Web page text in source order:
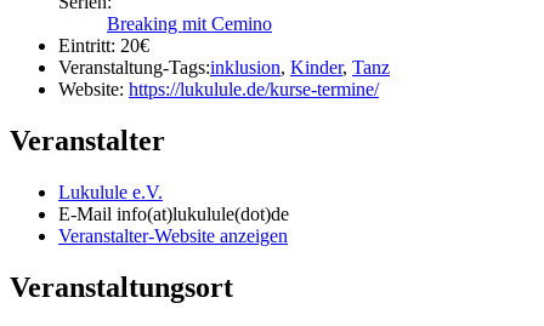
Breaking mit Cemino
Eintritt: 20€
Veranstaltung-Tags:inklusion, Kinder, Tanz
Website: https://lukulule.de/kurse-termine/
Veranstalter
Lukulule e.V.
E-Mail info(at)lukulule(dot)de
Veranstalter-Website anzeigen
Veranstaltungsort